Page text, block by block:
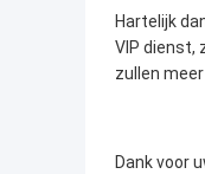
Hartelijk
VIP dienst,
zullen
Dank voor